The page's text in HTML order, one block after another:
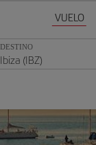
VUELO
DESTINO